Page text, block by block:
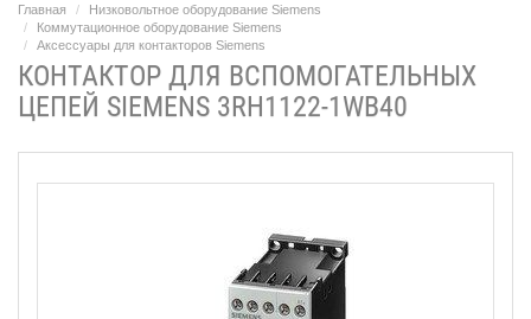
Главная
Низковольтное оборудование Siemens
Коммутационное оборудование Siemens
Аксессуары для контакторов Siemens
КОНТАКТОР ДЛЯ ВСПОМОГАТЕЛЬНЫХ
ЦЕПЕЙ SIEMENS 3RH1122-1WB40